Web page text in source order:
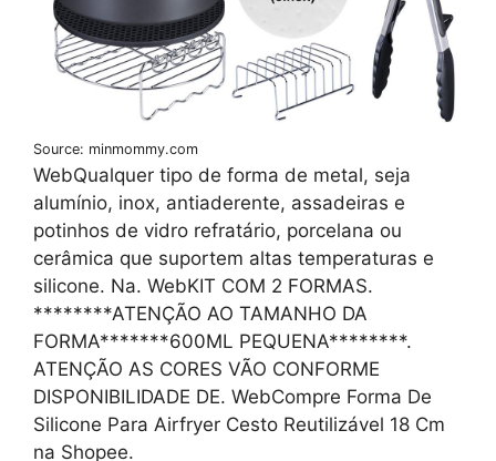
Source: minmommy.com
WebQualquer tipo de forma de metal, seja
alumínio, inox, antiaderente, assadeiras e
potinhos de vidro refratário, porcelana ou
cerâmica que suportem altas temperaturas e
silicone. Na. WebKIT COM 2 FORMAS.
********ATENÇÃO AO TAMANHO DA
FORMA*******600ML PEQUENA********.
ATENÇÃO AS CORES VÃO CONFORME
DISPONIBILIDADE DE. WebCompre Forma De
Silicone Para Airfryer Cesto Reutilizável 18 Cm
na Shopee.